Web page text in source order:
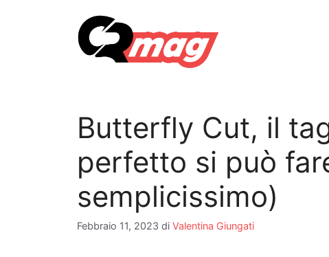
Butterfly Cut, il
perfetto si può
semplicissimo)
Febbraio 11, 2023 di Valentina Giungati